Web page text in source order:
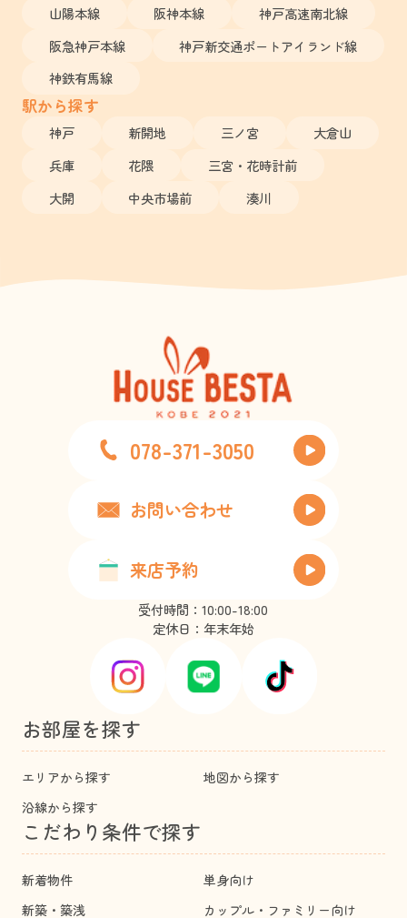
山陽本線
阪神本線
神戸高速南北線
阪急神戸本線
神戸新交通ポートアイランド線
神鉄有馬線
駅から探す
神戸 新開地 三ノ宮
大倉山
兵庫
花隈
三宮・花時計前
大開
中央市場前 湊川
078-371-3050
お問い合わせ
来店予約
受付時間：10:00-18:00
定休日：年末年始
お部屋を探す
エリアから探す
地図から探す
沿線から探す
こだわり条件で探す
新着物件
単身向け
新築・築浅
カップル・ファミリー向け